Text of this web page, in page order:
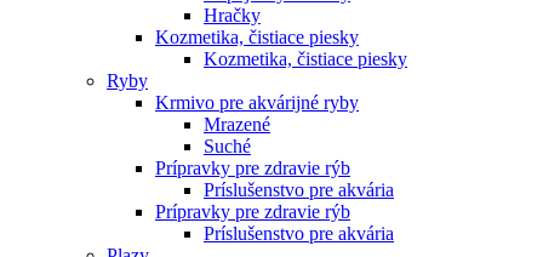
Hračky
Kozmetika, čistiace piesky
Kozmetika, čistiace piesky
Ryby
Krmivo pre akvárijné ryby
Mrazené
Suché
Prípravky pre zdravie rýb
Príslušenstvo pre akvária
Prípravky pre zdravie rýb
Príslušenstvo pre akvária